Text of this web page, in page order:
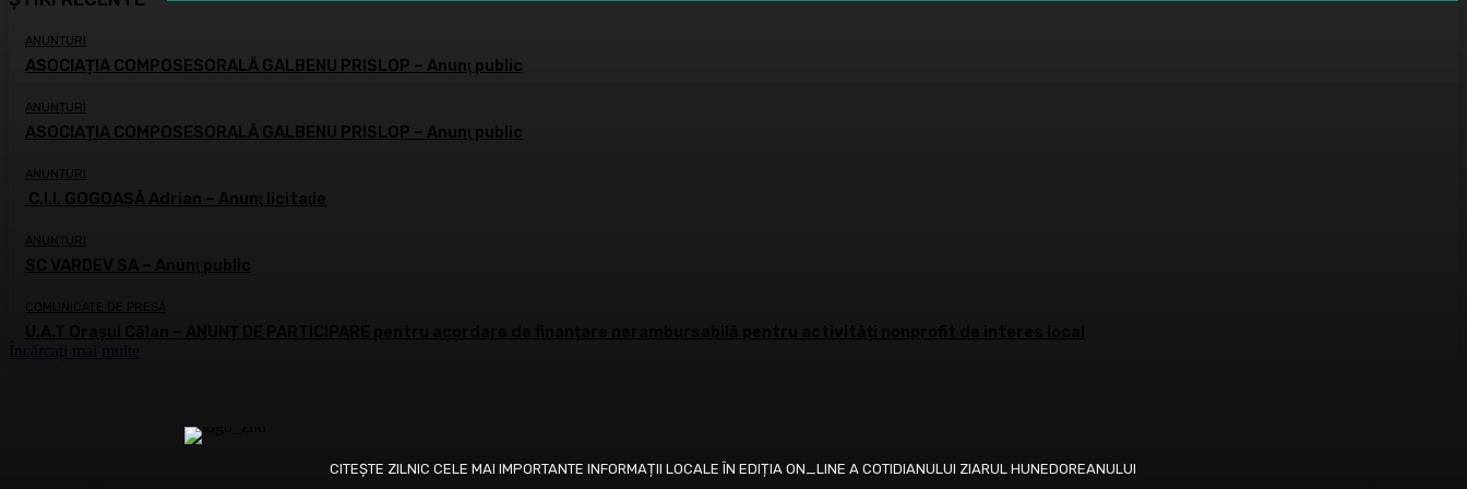
ANUNȚURI
ASOCIAȚIA COMPOSESORALĂ GALBENU PRISLOP – Anunţ public
ANUNȚURI
ASOCIAȚIA COMPOSESORALĂ GALBENU PRISLOP – Anunţ public
ANUNȚURI
C.I.I. GOGOAŞĂ Adrian – Anunţ licitaţie
ANUNȚURI
SC VARDEV SA – Anunţ public
CITEȘTE ZILNIC CELE MAI IMPORTANTE INFORMAȚII LOCALE ÎN EDIȚIA ON_LINE A COTIDIANULUI ZIARUL HUNEDOREANULUI